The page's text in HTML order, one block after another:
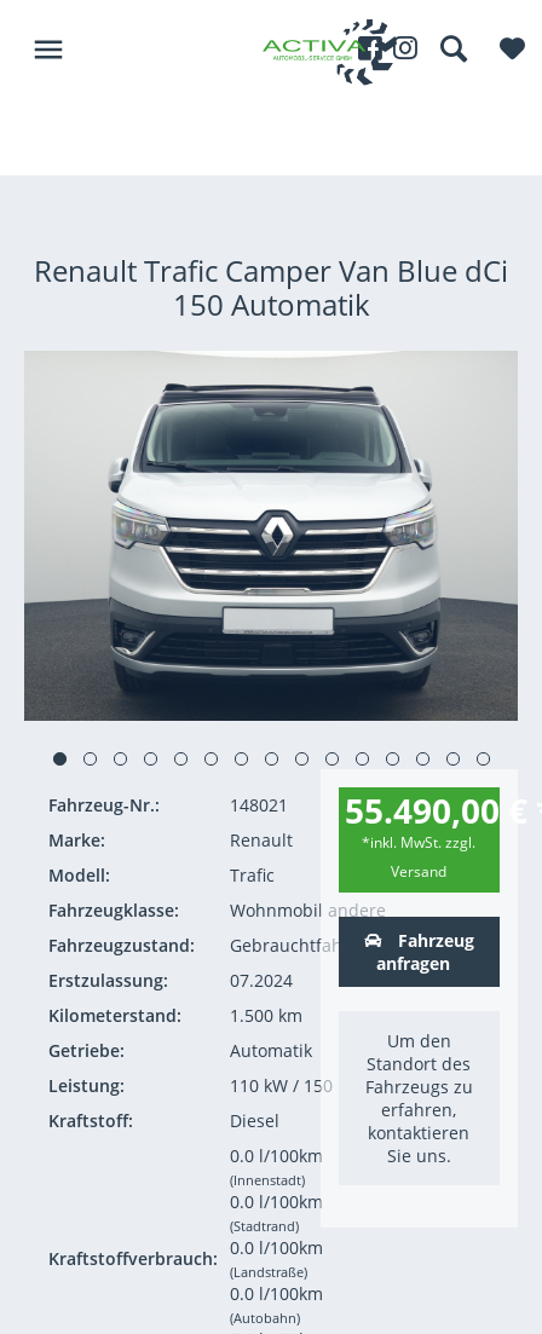
menu
Renault Trafic Camper Van Blue dCi
150 Automatik
Fahrzeug-Nr.:
148021
Marke:
Renault
Modell:
Trafic
Fahrzeugklasse:
Wohnmobil andere
Fahrzeugzustand:
Gebrauchtfahrzeug
Erstzulassung:
07.2024
Kilometerstand:
1.500 km
Getriebe:
Automatik
Leistung:
110 kW / 150 PS
Kraftstoff:
Diesel
Kraftstoffverbrauch:
0.0 l/100km
(Innenstadt)
0.0 l/100km
(Stadtrand)
0.0 l/100km
(Landstraße)
0.0 l/100km
(Autobahn)
55.490,00 €
*inkl. MwSt. zzgl.
Versand
Fahrzeug
anfragen
Um den
Standort des
Fahrzeugs zu
erfahren,
kontaktieren
Sie uns.